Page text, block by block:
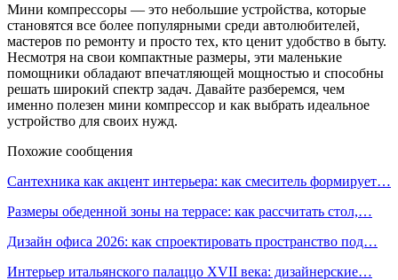
Мини компрессоры — это небольшие устройства, которые
становятся все более популярными среди автолюбителей,
мастеров по ремонту и просто тех, кто ценит удобство в быту.
Несмотря на свои компактные размеры, эти маленькие
помощники обладают впечатляющей мощностью и способны
решать широкий спектр задач. Давайте разберемся, чем
именно полезен мини компрессор и как выбрать идеальное
устройство для своих нужд.
Похожие сообщения
Сантехника как акцент интерьера: как смеситель формирует…
Размеры обеденной зоны на террасе: как рассчитать стол,…
Дизайн офиса 2026: как спроектировать пространство под…
Интерьер итальянского палаццо XVII века: дизайнерские…